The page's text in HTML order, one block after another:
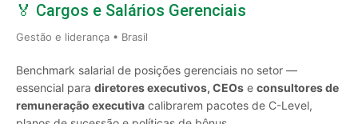
🏅 Cargos e Salários Gerenciais
Gestão e liderança • Brasil
Benchmark salarial de posições gerenciais no setor —
essencial para diretores executivos, CEOs e consultores de
remuneração executiva calibrarem pacotes de C-Level,